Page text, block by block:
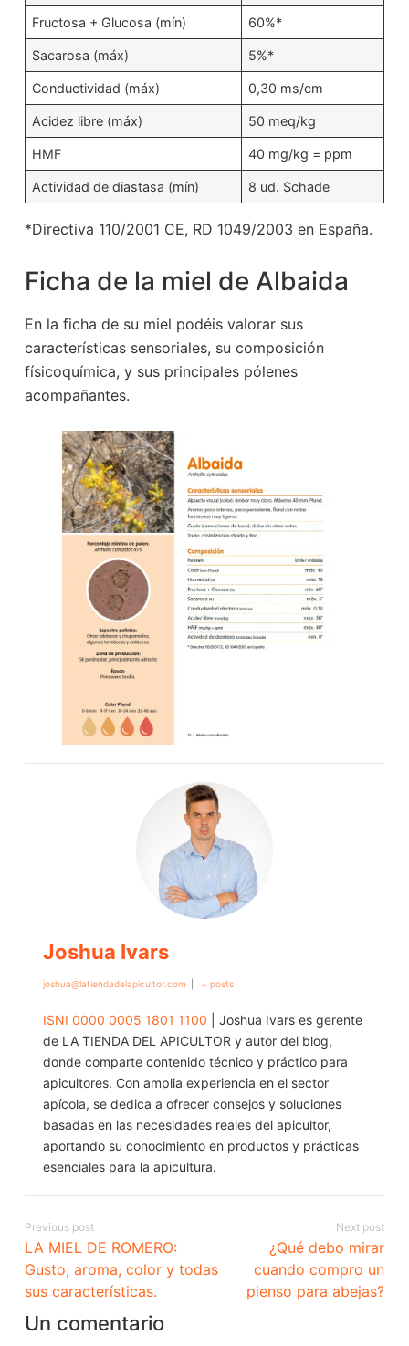
Fructosa + Glucosa (mín) 60%*
Sacarosa (máx) 5%*
Conductividad (máx) 0,30 ms/cm
Acidez libre (máx) 50 meq/kg
HMF 40 mg/kg = ppm
Actividad de diastasa (mín) 8 ud. Schade
*Directiva 110/2001 CE, RD 1049/2003 en España.
Ficha de la miel de Albaida
En la ficha de su miel podéis valorar sus
características sensoriales, su composición
físicoquímica, y sus principales pólenes
acompañantes.
Joshua Ivars
joshua@latiendadelapicultor.com + posts
ISNI 0000 0005 1801 1100 | Joshua Ivars es gerente
de LA TIENDA DEL APICULTOR y autor del blog,
donde comparte contenido técnico y práctico para
apicultores. Con amplia experiencia en el sector
apícola, se dedica a ofrecer consejos y soluciones
basadas en las necesidades reales del apicultor,
aportando su conocimiento en productos y prácticas
esenciales para la apicultura.
Previous post
LA MIEL DE ROMERO:
Gusto, aroma, color y todas
sus características.
Next post
¿Qué debo mirar
cuando compro un
pienso para abejas?
Un comentario